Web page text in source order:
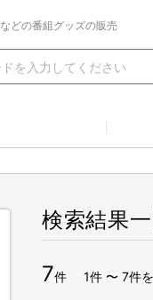
どの番組グッズの販売
検索結果
7件 1件 〜 7件